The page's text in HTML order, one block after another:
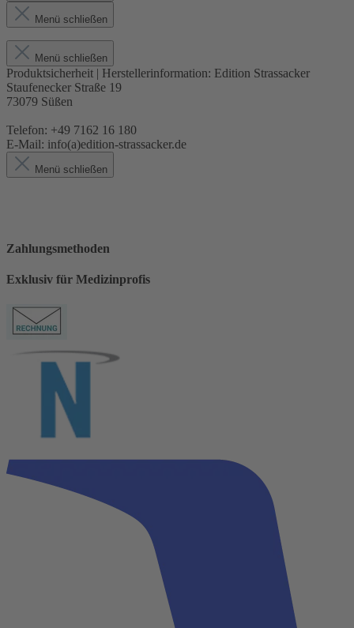
Menü schließen
Menü schließen
Produktsicherheit | Herstellerinformation: Edition Strassacker
Staufenecker Straße 19
73079 Süßen
Telefon: +49 7162 16 180
E-Mail: info(a)edition-strassacker.de
Menü schließen
Zahlungsmethoden
Exklusiv für Medizinprofis